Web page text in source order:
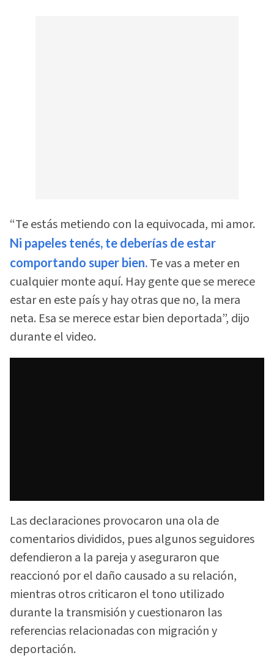
“Te estás metiendo con la equivocada, mi amor.
Ni papeles tenés, te deberías de estar
comportando super bien. Te vas a meter en
cualquier monte aquí. Hay gente que se merece
estar en este país y hay otras que no, la mera
neta. Esa se merece estar bien deportada”, dijo
durante el video.
Las declaraciones provocaron una ola de
comentarios divididos, pues algunos seguidores
defendieron a la pareja y aseguraron que
reaccionó por el daño causado a su relación,
mientras otros criticaron el tono utilizado
durante la transmisión y cuestionaron las
referencias relacionadas con migración y
deportación.